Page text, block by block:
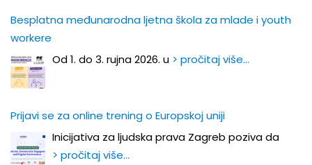
Besplatna međunarodna ljetna škola za mlade i youth
workere
Od 1. do 3. rujna 2026. u > pročitaj više…
Prijavi se za online trening o Europskoj uniji
Inicijativa za ljudska prava Zagreb poziva da
> pročitaj više…